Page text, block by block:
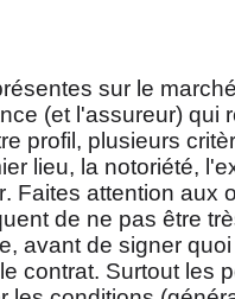
sur le
(et l'assureur) qui
profil, plusieurs
lieu, la notoriété,
Faites attention aux
de ne pas être
avant de signer
contrat. Surtout les